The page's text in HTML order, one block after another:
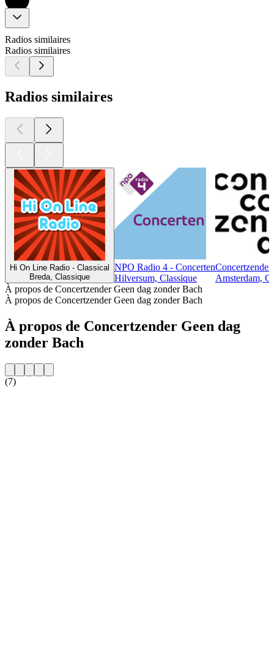
Radios similaires
Radios similaires
Radios similaires
Hi On Line Radio - Classical
Breda, Classique
NPO Radio 4 - Concerten
Hilversum, Classique
Amsterdam,
À propos de Concertzender Geen dag zonder Bach
À propos de Concertzender Geen dag zonder Bach
À propos de Concertzender Geen dag
zonder Bach
(7)